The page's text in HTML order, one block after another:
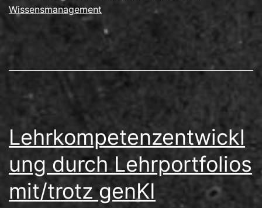
Wissensmanagement
Lehrkompetenzentwickl
ung durch Lehrportfolios
mit/trotz genKI